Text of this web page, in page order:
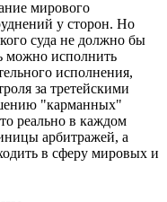
мирового
у сторон. Но
суда не должно бы
можно исполнить
исполнения,
за третейскими
"карманных"
реально в каждом
арбитражей, а
в сферу мировых и